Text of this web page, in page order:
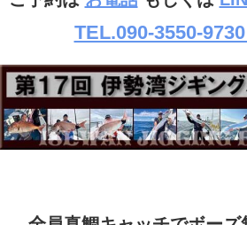
TEL.090-3550-9730